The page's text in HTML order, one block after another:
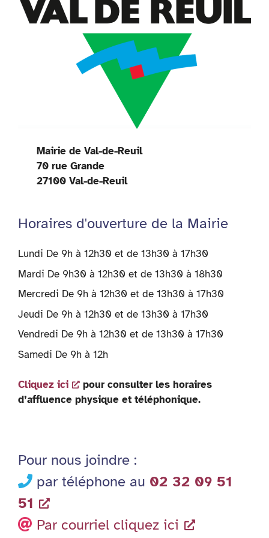
Mairie de Val-de-Reuil
70 rue Grande
27100 Val-de-Reuil
Horaires d'ouverture de la Mairie
Lundi De 9h à 12h30 et de 13h30 à 17h30
Mardi De 9h30 à 12h30 et de 13h30 à 18h30
Mercredi De 9h à 12h30 et de 13h30 à 17h30
Jeudi De 9h à 12h30 et de 13h30 à 17h30
Vendredi De 9h à 12h30 et de 13h30 à 17h30
Samedi De 9h à 12h
Cliquez ici
pour consulter les horaires
d’affluence physique et téléphonique.
Pour nous joindre :
par téléphone au 02 32 09 51
51
Par courriel cliquez ici